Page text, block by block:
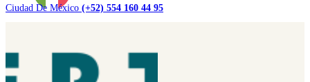
Ciudad De México (+52) 554 160 44 95